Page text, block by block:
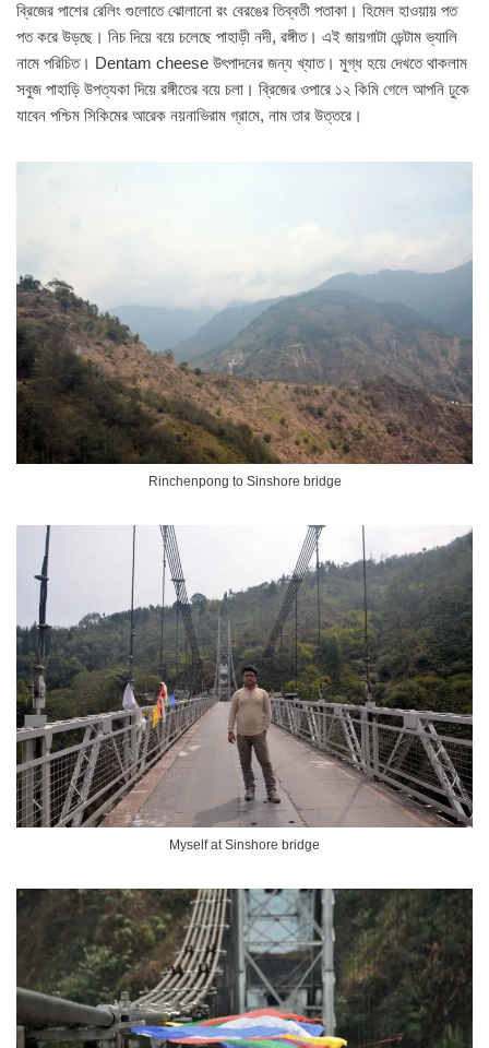
ব্রিজের পাশের রেলিং গুলোতে ঝোলানো রং বেরঙের তিব্বতী পতাকা। হিমেল হাওয়ায় পত
পত করে উড়ছে। নিচ দিয়ে বয়ে চলেছে পাহাড়ী নদী, রঙ্গীত। এই জায়গাটা ডেন্টাম ভ্যালি
নামে পরিচিত। Dentam cheese উৎপাদনের জন্য খ্যাত। মুগ্ধ হয়ে দেখতে থাকলাম
সবুজ পাহাড়ি উপত্যকা দিয়ে রঙ্গীতের বয়ে চলা। ব্রিজের ওপারে ১২ কিমি গেলে আপনি ঢুকে
যাবেন পশ্চিম সিকিমের আরেক নয়নাভিরাম গ্রামে, নাম তার উত্তরে।
Rinchenpong to Sinshore bridge
Myself at Sinshore bridge